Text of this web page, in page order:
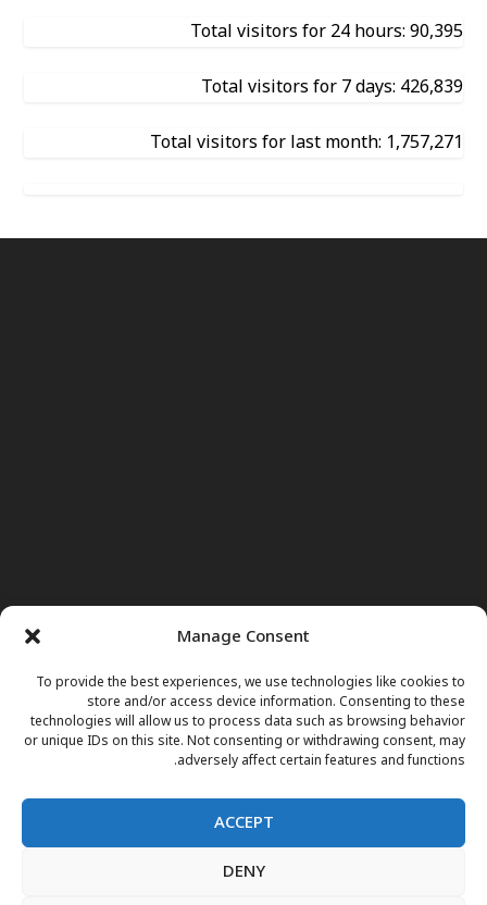
Manage Consent
To provide the best experiences, we use technologies like cookies to
store and/or access device information. Consenting to these
technologies will allow us to process data such as browsing behavior
or unique IDs on this site. Not consenting or withdrawing consent, may
adversely affect certain features and functions.
ACCEPT
DENY
Total visitors for 24 hours: 90,395
Total visitors for 7 days: 426,839
Total visitors for last month: 1,757,271
نور وجوهات داکتر مریم